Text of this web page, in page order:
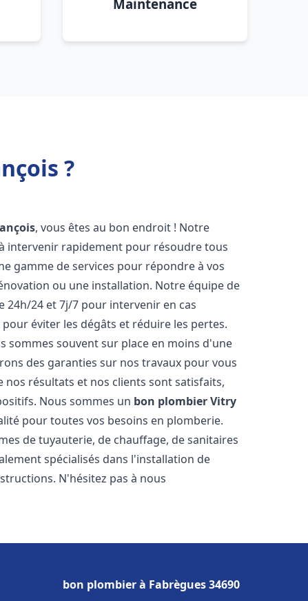
Maintenance
?
, vous êtes au bon endroit ! Notre
intervenir rapidement pour résoudre tous
gamme de services pour répondre à vos
ou une installation. Notre équipe de
24h/24 et 7j/7 pour intervenir en cas
éviter les dégâts et réduire les pertes.
souvent sur place en moins d'une
des garanties sur nos travaux pour vous
résultats et nos clients sont satisfaits,
Nous sommes un bon plombierVitry
pour toutes vos besoins en plomberie.
de tuyauterie, de chauffage, de sanitaires
spécialisés dans l'installation de
N'hésitez pas à nous
bon plombier à Fabrègues 34690